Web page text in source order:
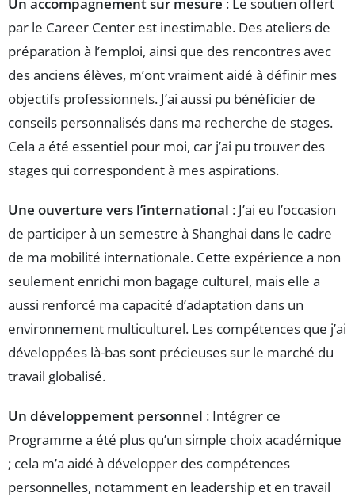
Un accompagnement sur mesure : Le soutien offert
par le Career Center est inestimable. Des ateliers de
préparation à l’emploi, ainsi que des rencontres avec
des anciens élèves, m’ont vraiment aidé à définir mes
objectifs professionnels. J’ai aussi pu bénéficier de
conseils personnalisés dans ma recherche de stages.
Cela a été essentiel pour moi, car j’ai pu trouver des
stages qui correspondent à mes aspirations.
Une ouverture vers l’international : J’ai eu l’occasion
de participer à un semestre à Shanghai dans le cadre
de ma mobilité internationale. Cette expérience a non
seulement enrichi mon bagage culturel, mais elle a
aussi renforcé ma capacité d’adaptation dans un
environnement multiculturel. Les compétences que j’ai
développées là-bas sont précieuses sur le marché du
travail globalisé.
Un développement personnel : Intégrer ce
Programme a été plus qu’un simple choix académique
; cela m’a aidé à développer des compétences
personnelles, notamment en leadership et en travail